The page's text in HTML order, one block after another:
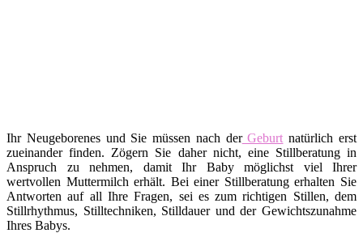
Ihr Neugeborenes und Sie müssen nach derGeburt natürlich erst
zueinander finden. Zögern Sie daher nicht, eine Stillberatung in
Anspruch zu nehmen, damit Ihr Baby möglichst viel Ihrer
wertvollen Muttermilch erhält. Bei einer Stillberatung erhalten Sie
Antworten auf all Ihre Fragen, sei es zum richtigen Stillen, dem
Stillrhythmus, Stilltechniken, Stilldauer und der Gewichtszunahme
Ihres Babys.